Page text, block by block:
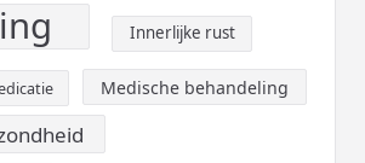
Innerlijke rust
Medische behandeling